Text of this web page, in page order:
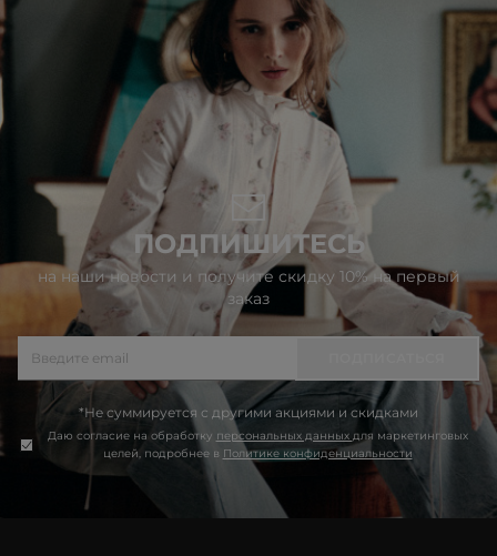
ПОДПИШИТЕСЬ
на наши новости и получите скидку 10% на первый
заказ
*Не суммируется с другими акциями и скидками
Даю согласие на обработку персональных данных для маркетинговых
целей, подробнее в Политике конфиденциальности